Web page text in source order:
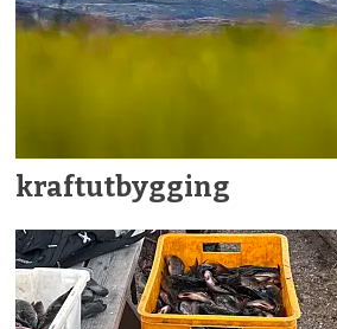
kraftutbygging